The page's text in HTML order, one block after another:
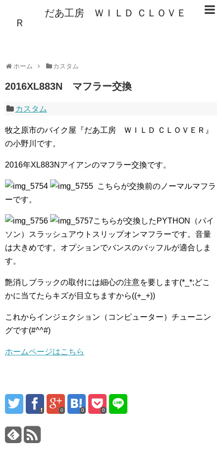
だあ工房 ＷＩＬＤ ＣＬＯＶＥ
Ｒ
ホーム カスタム
2016XL883N マフラー交換
カスタム
牧之原市のバイク屋『だあ工房 ＷＩＬＤ ＣＬＯＶＥＲ』
の小野川です。
2016年XL883Nアイアンのマフラー交換です。
こちらが交換前のノーマルマフラ
ーです。
こちらが交換したPYTHON（パイ
ソン）スラッシュアウトスリップオンマフラーです。音量
は大きめです。オプションでバンスのバッフルが適合しま
す。
艶消しブラックの取付には細心の注意を要します(*_*;どこ
かに当てたらキズが目立ちますから((+_+))
これからインジェクション（コンピューター）チューニン
グです(#^^#)
ホームページはこちら
0 0 0